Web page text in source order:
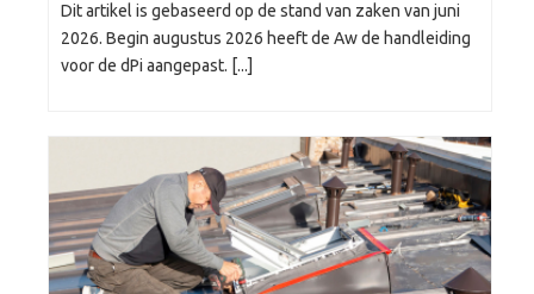
Dit artikel is gebaseerd op de stand van zaken van juni
2026. Begin augustus 2026 heeft de Aw de handleiding
voor de dPi aangepast. [...]